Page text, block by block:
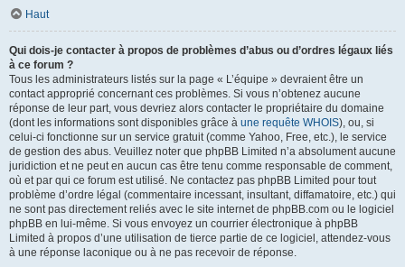
Haut
Qui dois-je contacter à propos de problèmes d’abus ou d’ordres légaux liés
à ce forum ?
Tous les administrateurs listés sur la page « L’équipe » devraient être un
contact approprié concernant ces problèmes. Si vous n’obtenez aucune
réponse de leur part, vous devriez alors contacter le propriétaire du domaine
(dont les informations sont disponibles grâce à une requête WHOIS), ou, si
celui-ci fonctionne sur un service gratuit (comme Yahoo, Free, etc.), le service
de gestion des abus. Veuillez noter que phpBB Limited n’a absolument aucune
juridiction et ne peut en aucun cas être tenu comme responsable de comment,
où et par qui ce forum est utilisé. Ne contactez pas phpBB Limited pour tout
problème d’ordre légal (commentaire incessant, insultant, diffamatoire, etc.) qui
ne sont pas directement reliés avec le site internet de phpBB.com ou le logiciel
phpBB en lui-même. Si vous envoyez un courrier électronique à phpBB
Limited à propos d’une utilisation de tierce partie de ce logiciel, attendez-vous
à une réponse laconique ou à ne pas recevoir de réponse.